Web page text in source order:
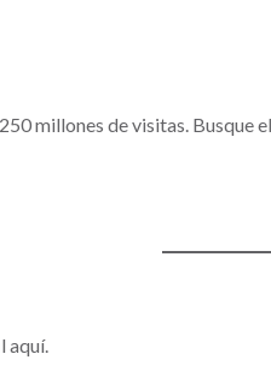
millones de visitas. Busque
aquí.